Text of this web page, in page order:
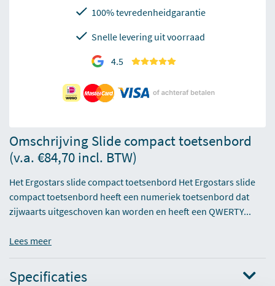
100% tevredenheidgarantie
Snelle levering uit voorraad
4.5
Omschrijving Slide compact toetsenbord
(v.a. €84,70 incl. BTW)
Het Ergostars slide compact toetsenbord Het Ergostars slide
compact toetsenbord heeft een numeriek toetsenbord dat
zijwaarts uitgeschoven kan worden en heeft een QWERTY...
Lees meer
Specificaties